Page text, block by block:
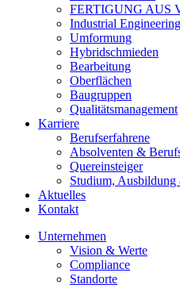
FERTIGUNG AUS
Industrial Engineering
Umformung
Hybridschmieden
Bearbeitung
Oberflächen
Baugruppen
Qualitätsmanagement
Karriere
Berufserfahrene
Absolventen &
Quereinsteiger
Studium,
Aktuelles
Kontakt
Unternehmen
Vision & Werte
Compliance
Standorte